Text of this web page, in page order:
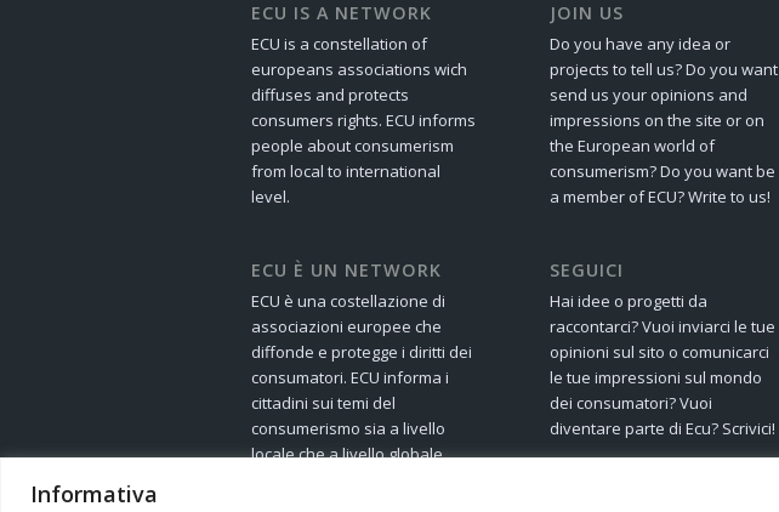
Informativa
ECU IS A NETWORK
ECU is a constellation of
europeans associations wich
diffuses and protects
consumers rights. ECU informs
people about consumerism
from local to international
level.
ECU È UN NETWORK
ECU è una costellazione di
associazioni europee che
diffonde e protegge i diritti dei
consumatori. ECU informa i
cittadini sui temi del
consumerismo sia a livello
locale che a livello globale.
JOIN US
Do you have any idea or
projects to tell us? Do you want
send us your opinions and
impressions on the site or on
the European world of
consumerism? Do you want be
a member of ECU? Write to us!
SEGUICI
Hai idee o progetti da
raccontarci? Vuoi inviarci le tue
opinioni sul sito o comunicarci
le tue impressioni sul mondo
dei consumatori? Vuoi
diventare parte di Ecu? Scrivici!